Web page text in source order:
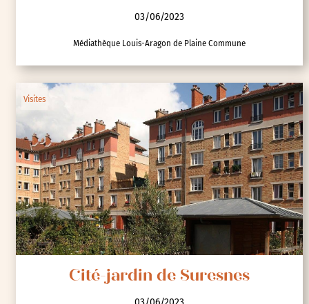
Contes dans la cité-jardin de Stains
03/06/2023
Médiathèque Louis-Aragon de Plaine Commune
Visites